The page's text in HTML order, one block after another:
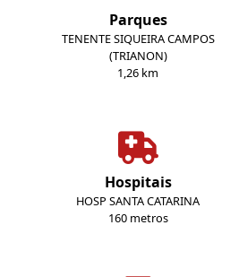
Parques
TENENTE SIQUEIRA CAMPOS
(TRIANON)
1,26 km
Hospitais
HOSP SANTA CATARINA
160 metros